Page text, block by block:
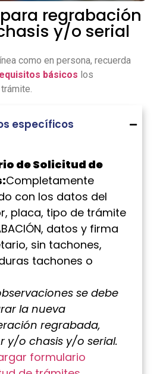
regrabación
y/o serial
como en persona, recuerda
básicos los
específicos
de Solicitud de
Completamente
con los datos del
placa, tipo de trámite
datos y firma
sin tachones,
tachones o
se debe
la nueva
regrabada,
y/o chasis y/o serial.
formulario